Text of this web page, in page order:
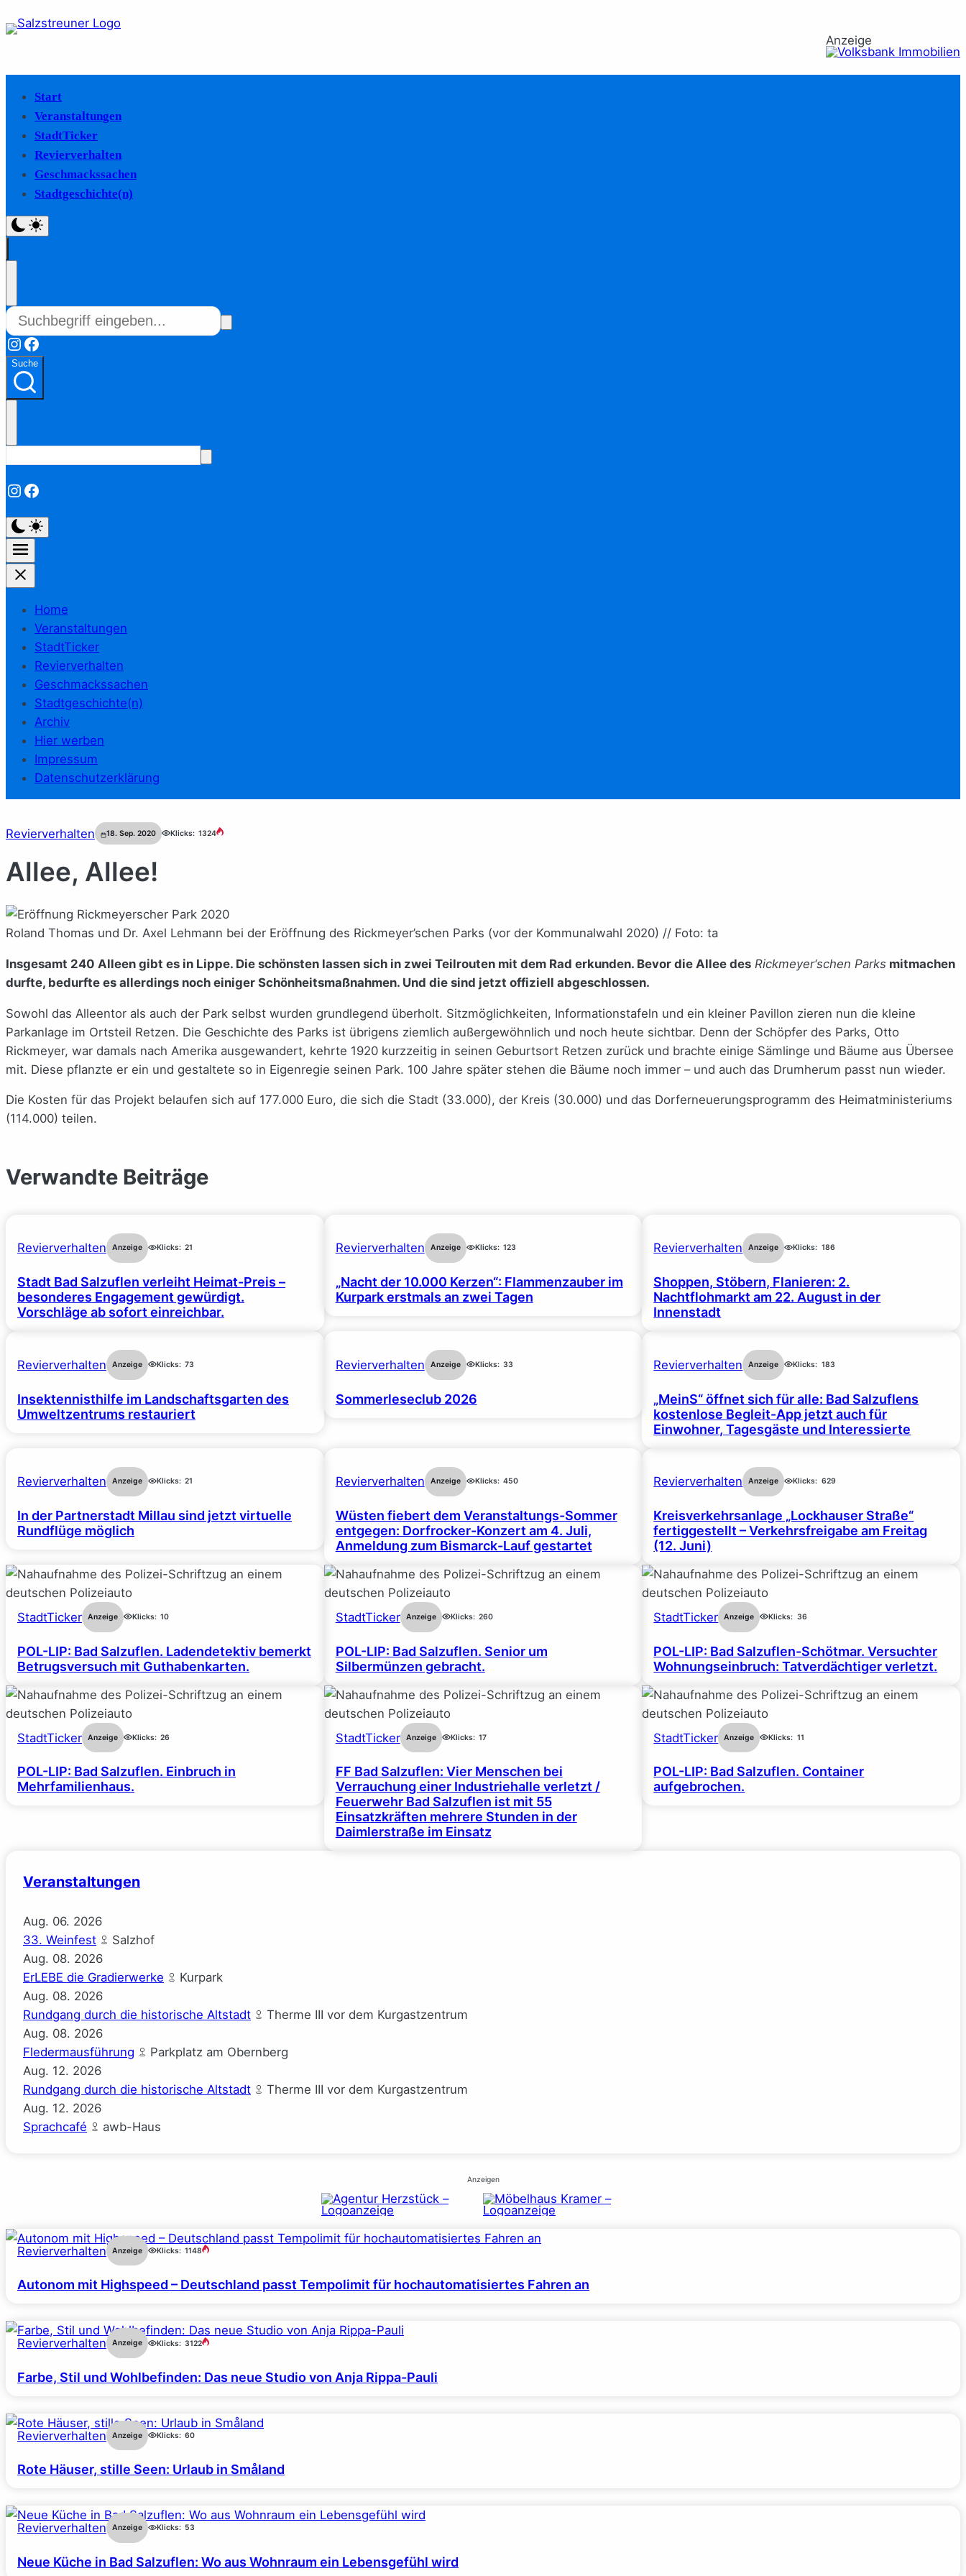
Anzeige
Start
Veranstaltungen
StadtTicker
Revierverhalten
Geschmackssachen
Stadtgeschichte(n)
Instagram
Facebook
Suche
Instagram
Facebook
Home
Veranstaltungen
StadtTicker
Revierverhalten
Geschmackssachen
Stadtgeschichte(n)
Archiv
Hier werben
Impressum
Datenschutzerklärung
Revierverhalten 18. Sep. 2020 Klicks: 1324
Allee, Allee!
Roland Thomas und Dr. Axel Lehmann bei der Eröffnung des Rickmeyer’schen Parks (vor der Kommunalwahl 2020) // Foto: ta
Insgesamt 240 Alleen gibt es in Lippe. Die schönsten lassen sich in zwei Teilrouten mit dem Rad erkunden. Bevor die Allee des Rickmeyer‘schen Parks mitmachen
durfte, bedurfte es allerdings noch einiger Schönheitsmaßnahmen. Und die sind jetzt offiziell abgeschlossen.
Sowohl das Alleentor als auch der Park selbst wurden grundlegend überholt. Sitzmöglichkeiten, Informationstafeln und ein kleiner Pavillon zieren nun die kleine
Parkanlage im Ortsteil Retzen. Die Geschichte des Parks ist übrigens ziemlich außergewöhnlich und noch heute sichtbar. Denn der Schöpfer des Parks, Otto
Rickmeyer, war damals nach Amerika ausgewandert, kehrte 1920 kurzzeitig in seinen Geburtsort Retzen zurück und brachte einige Sämlinge und Bäume aus Übersee
mit. Diese pflanzte er ein und gestaltete so in Eigenregie seinen Park. 100 Jahre später stehen die Bäume noch immer – und auch das Drumherum passt nun wieder.
Die Kosten für das Projekt belaufen sich auf 177.000 Euro, die sich die Stadt (33.000), der Kreis (30.000) und das Dorferneuerungsprogramm des Heimatministeriums
(114.000) teilen.
Verwandte Beiträge
Revierverhalten Anzeige Klicks: 21
Stadt Bad Salzuflen verleiht Heimat-Preis –
besonderes Engagement gewürdigt.
Vorschläge ab sofort einreichbar.
Revierverhalten Anzeige Klicks: 123
„Nacht der 10.000 Kerzen“: Flammenzauber im
Kurpark erstmals an zwei Tagen
Revierverhalten Anzeige Klicks: 186
Shoppen, Stöbern, Flanieren: 2.
Nachtflohmarkt am 22. August in der
Innenstadt
Revierverhalten Anzeige Klicks: 73
Insektennisthilfe im Landschaftsgarten des
Umweltzentrums restauriert
Revierverhalten Anzeige Klicks: 33
Sommerleseclub 2026
Revierverhalten Anzeige Klicks: 183
„MeinS“ öffnet sich für alle: Bad Salzuflens
kostenlose Begleit-App jetzt auch für
Einwohner, Tagesgäste und Interessierte
Revierverhalten Anzeige Klicks: 21
In der Partnerstadt Millau sind jetzt virtuelle
Rundflüge möglich
Revierverhalten Anzeige Klicks: 450
Wüsten fiebert dem Veranstaltungs-Sommer
entgegen: Dorfrocker-Konzert am 4. Juli,
Anmeldung zum Bismarck-Lauf gestartet
Revierverhalten Anzeige Klicks: 629
Kreisverkehrsanlage „Lockhauser Straße“
fertiggestellt – Verkehrsfreigabe am Freitag
(12. Juni)
StadtTicker Anzeige Klicks: 10
POL-LIP: Bad Salzuflen. Ladendetektiv bemerkt
Betrugsversuch mit Guthabenkarten.
StadtTicker Anzeige Klicks: 260
POL-LIP: Bad Salzuflen. Senior um
Silbermünzen gebracht.
StadtTicker Anzeige Klicks: 36
POL-LIP: Bad Salzuflen-Schötmar. Versuchter
Wohnungseinbruch: Tatverdächtiger verletzt.
StadtTicker Anzeige Klicks: 26
POL-LIP: Bad Salzuflen. Einbruch in
Mehrfamilienhaus.
StadtTicker Anzeige Klicks: 17
FF Bad Salzuflen: Vier Menschen bei
Verrauchung einer Industriehalle verletzt /
Feuerwehr Bad Salzuflen ist mit 55
Einsatzkräften mehrere Stunden in der
Daimlerstraße im Einsatz
StadtTicker Anzeige Klicks: 11
POL-LIP: Bad Salzuflen. Container
aufgebrochen.
Veranstaltungen
Aug. 06. 2026
33. Weinfest
Salzhof
Aug. 08. 2026
ErLEBE die Gradierwerke
Kurpark
Aug. 08. 2026
Rundgang durch die historische Altstadt
Therme III vor dem Kurgastzentrum
Aug. 08. 2026
Fledermausführung
Parkplatz am Obernberg
Aug. 12. 2026
Rundgang durch die historische Altstadt
Therme III vor dem Kurgastzentrum
Aug. 12. 2026
Sprachcafé
awb-Haus
Anzeigen
Revierverhalten Anzeige Klicks: 1148
Autonom mit Highspeed – Deutschland passt Tempolimit für hochautomatisiertes Fahren an
Revierverhalten Anzeige Klicks: 3122
Farbe, Stil und Wohlbefinden: Das neue Studio von Anja Rippa-Pauli
Revierverhalten Anzeige Klicks: 60
Rote Häuser, stille Seen: Urlaub in Småland
Revierverhalten Anzeige Klicks: 53
Neue Küche in Bad Salzuflen: Wo aus Wohnraum ein Lebensgefühl wird